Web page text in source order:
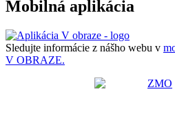
Mobilná aplikácia
Sledujte informácie z nášho webu v
V OBRAZE.